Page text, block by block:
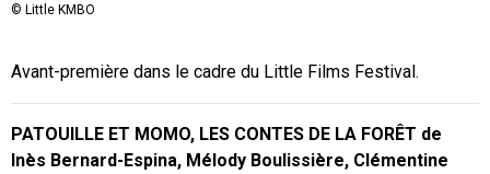
© Little KMBO
Avant-première dans le cadre du Little Films Festival.
PATOUILLE ET MOMO, LES CONTES DE LA FORÊT de
Inès Bernard-Espina, Mélody Boulissière, Clémentine